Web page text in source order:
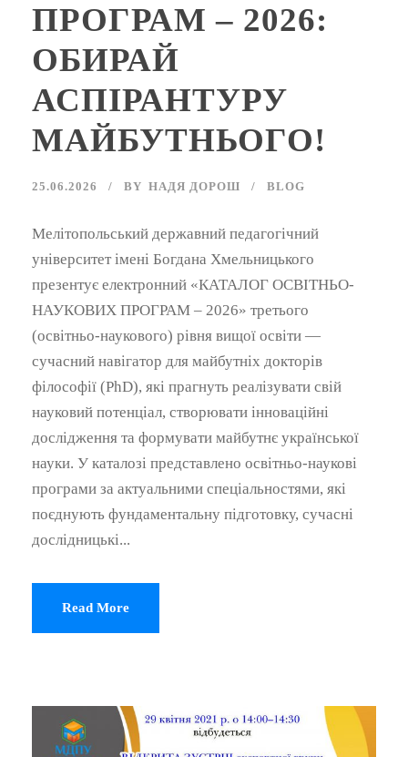
ПРОГРАМ – 2026:
ОБИРАЙ
АСПІРАНТУРУ
МАЙБУТНЬОГО!
25.06.2026 BY НАДЯ ДОРОШ BLOG
Мелітопольський державний педагогічний
університет імені Богдана Хмельницького
презентує електронний «КАТАЛОГ ОСВІТНЬО-
НАУКОВИХ ПРОГРАМ – 2026» третього
(освітньо-наукового) рівня вищої освіти —
сучасний навігатор для майбутніх докторів
філософії (PhD), які прагнуть реалізувати свій
науковий потенціал, створювати інноваційні
дослідження та формувати майбутнє української
науки. У каталозі представлено освітньо-наукові
програми за актуальними спеціальностями, які
поєднують фундаментальну підготовку, сучасні
дослідницькі...
Read More